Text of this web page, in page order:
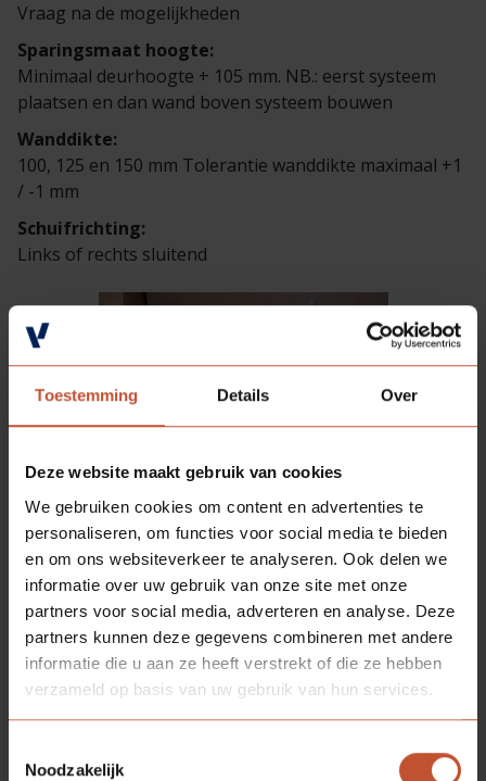
Toestemming Details Over
Deze website maakt gebruik van cookies
We gebruiken cookies om content en advertenties te
personaliseren, om functies voor social media te bieden
en om ons websiteverkeer te analyseren. Ook delen we
informatie over uw gebruik van onze site met onze
partners voor social media, adverteren en analyse. Deze
partners kunnen deze gegevens combineren met andere
informatie die u aan ze heeft verstrekt of die ze hebben
verzameld op basis van uw gebruik van hun services.
Noodzakelijk
Vraag na de mogelijkheden
Sparingsmaat hoogte:
Minimaal deurhoogte + 105 mm. NB.: eerst systeem
plaatsen en dan wand boven systeem bouwen
Wanddikte:
100, 125 en 150 mm Tolerantie wanddikte maximaal +1
/ -1 mm
Schuifrichting:
Links of rechts sluitend